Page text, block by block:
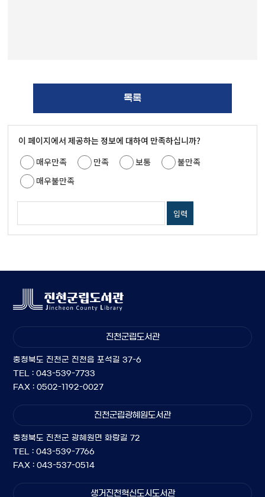
목록
이 페이지에서 제공하는 정보에 대하여 만족하십니까?
매우만족
만족 보통
불만족
매우불만족
진천군립도서관
충청북도 진천군 진천읍 포석길 37-6
TEL : 043-539-7733
FAX : 0502-1192-0027
진천군립광혜원도서관
충청북도 진천군 광혜원면 화랑길 72
TEL : 043-539-7766
FAX : 043-537-0514
생거진천혁신도시도서관